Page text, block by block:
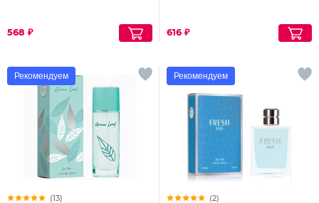
568 ₽ 616 ₽
Рекомендуем
(13)
Рекомендуем
(2)